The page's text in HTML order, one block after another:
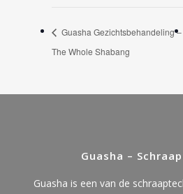
Guasha Gezichtsbehandeling –
The Whole Shabang
Guasha –
Guasha is een van de